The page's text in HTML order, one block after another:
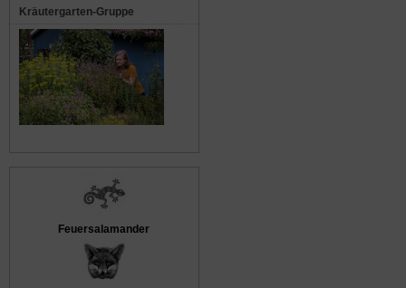
Kräutergarten-Gruppe
Feuersalamander